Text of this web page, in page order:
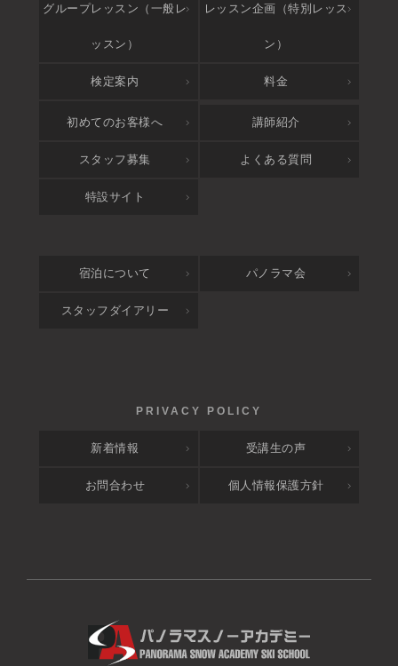
グループレッスン（一般レ
ッスン）
レッスン企画（特別レッス
ン）
検定案内 料金
アクセス
初めてのお客様へ 講師紹介
スタッフ募集 よくある質問
特設サイト
宿泊について パノラマ会
スタッフダイアリー
新着情報 受講生の声
お問合わせ 個人情報保護方針